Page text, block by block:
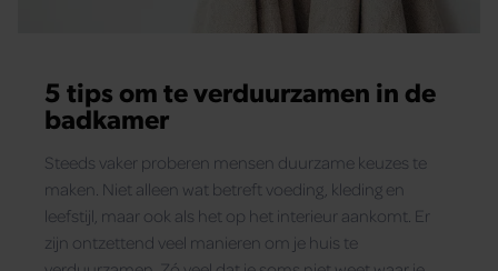
services. U gaat akkoord met onze cookies als u onze
5 tips om te verduurzamen in de
badkamer
Steeds vaker proberen mensen duurzame keuzes te
maken. Niet alleen wat betreft voeding, kleding en
leefstijl, maar ook als het op het interieur aankomt. Er
zijn ontzettend veel manieren om je huis te